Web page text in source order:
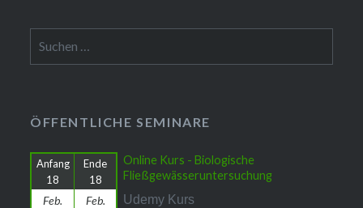
nach:
ÖFFENTLICHE SEMINARE
Anfang
18
Feb.
Ende
18
Feb.
Online Kurs - Biologische
Fließgewässeruntersuchung
Udemy Kurs